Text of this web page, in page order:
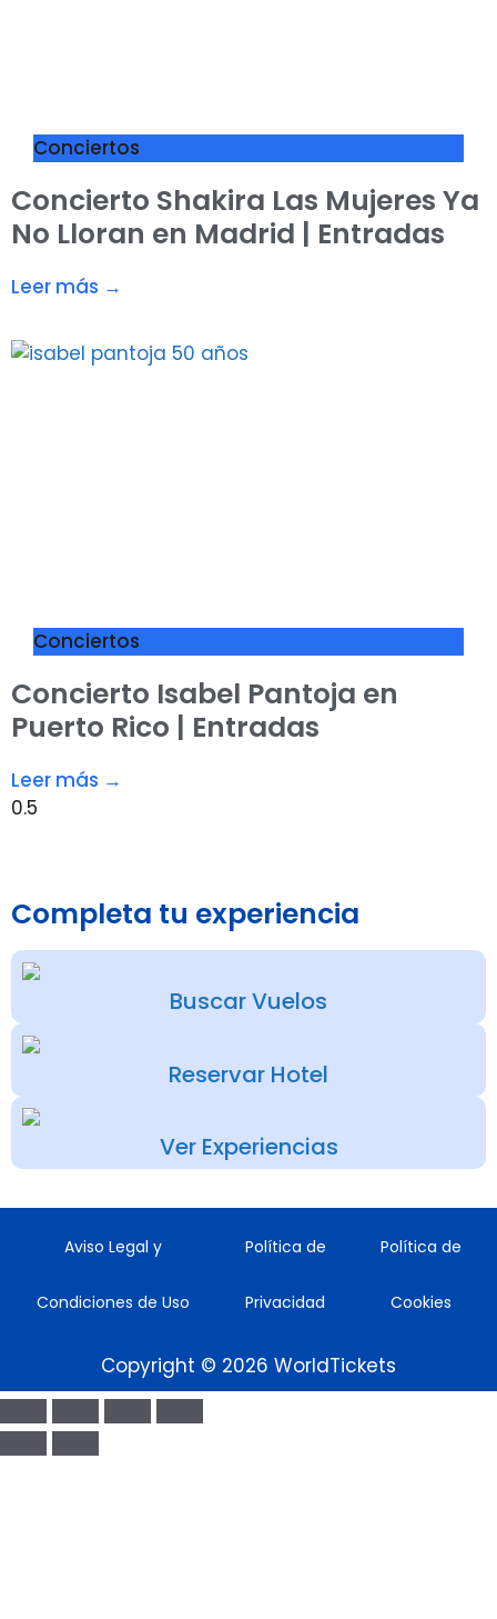
Conciertos
Concierto Shakira Las Mujeres Ya
No Lloran en Madrid | Entradas
Leer más →
Conciertos
Concierto Isabel Pantoja en
Puerto Rico | Entradas
Leer más →
Completa tu experiencia
Buscar Vuelos
Reservar Hotel
Ver Experiencias
Aviso Legal y
Condiciones de Uso
Política de
Privacidad
Política de
Cookies
Copyright © 2026 WorldTickets